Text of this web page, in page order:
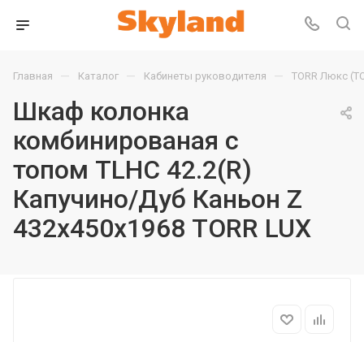
Главная — Каталог — Кабинеты руководителя — TORR Люкс
Шкаф колонка
комбинированая с
топом TLHC 42.2(R)
Капучино/Дуб Каньон Z
432х450х1968 TORR LUX